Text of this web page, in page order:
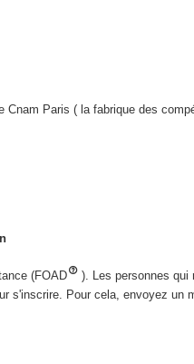
Paris ( la fabrique des
(FOAD
). Les personnes qui
s'inscrire. Pour cela, envoyez un